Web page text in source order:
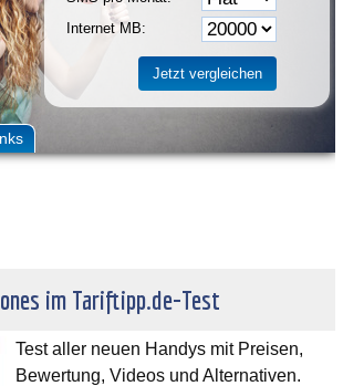
Internet MB:
im Tariftipp.de-Test
Test aller neuen Handys mit Preisen,
Bewertung, Videos und Alternativen.